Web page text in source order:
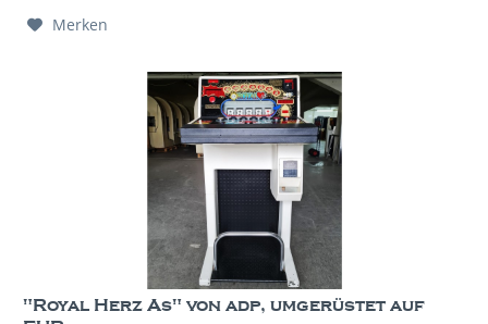
Merken
"Royal Herz As" von adp, umgerüstet auf